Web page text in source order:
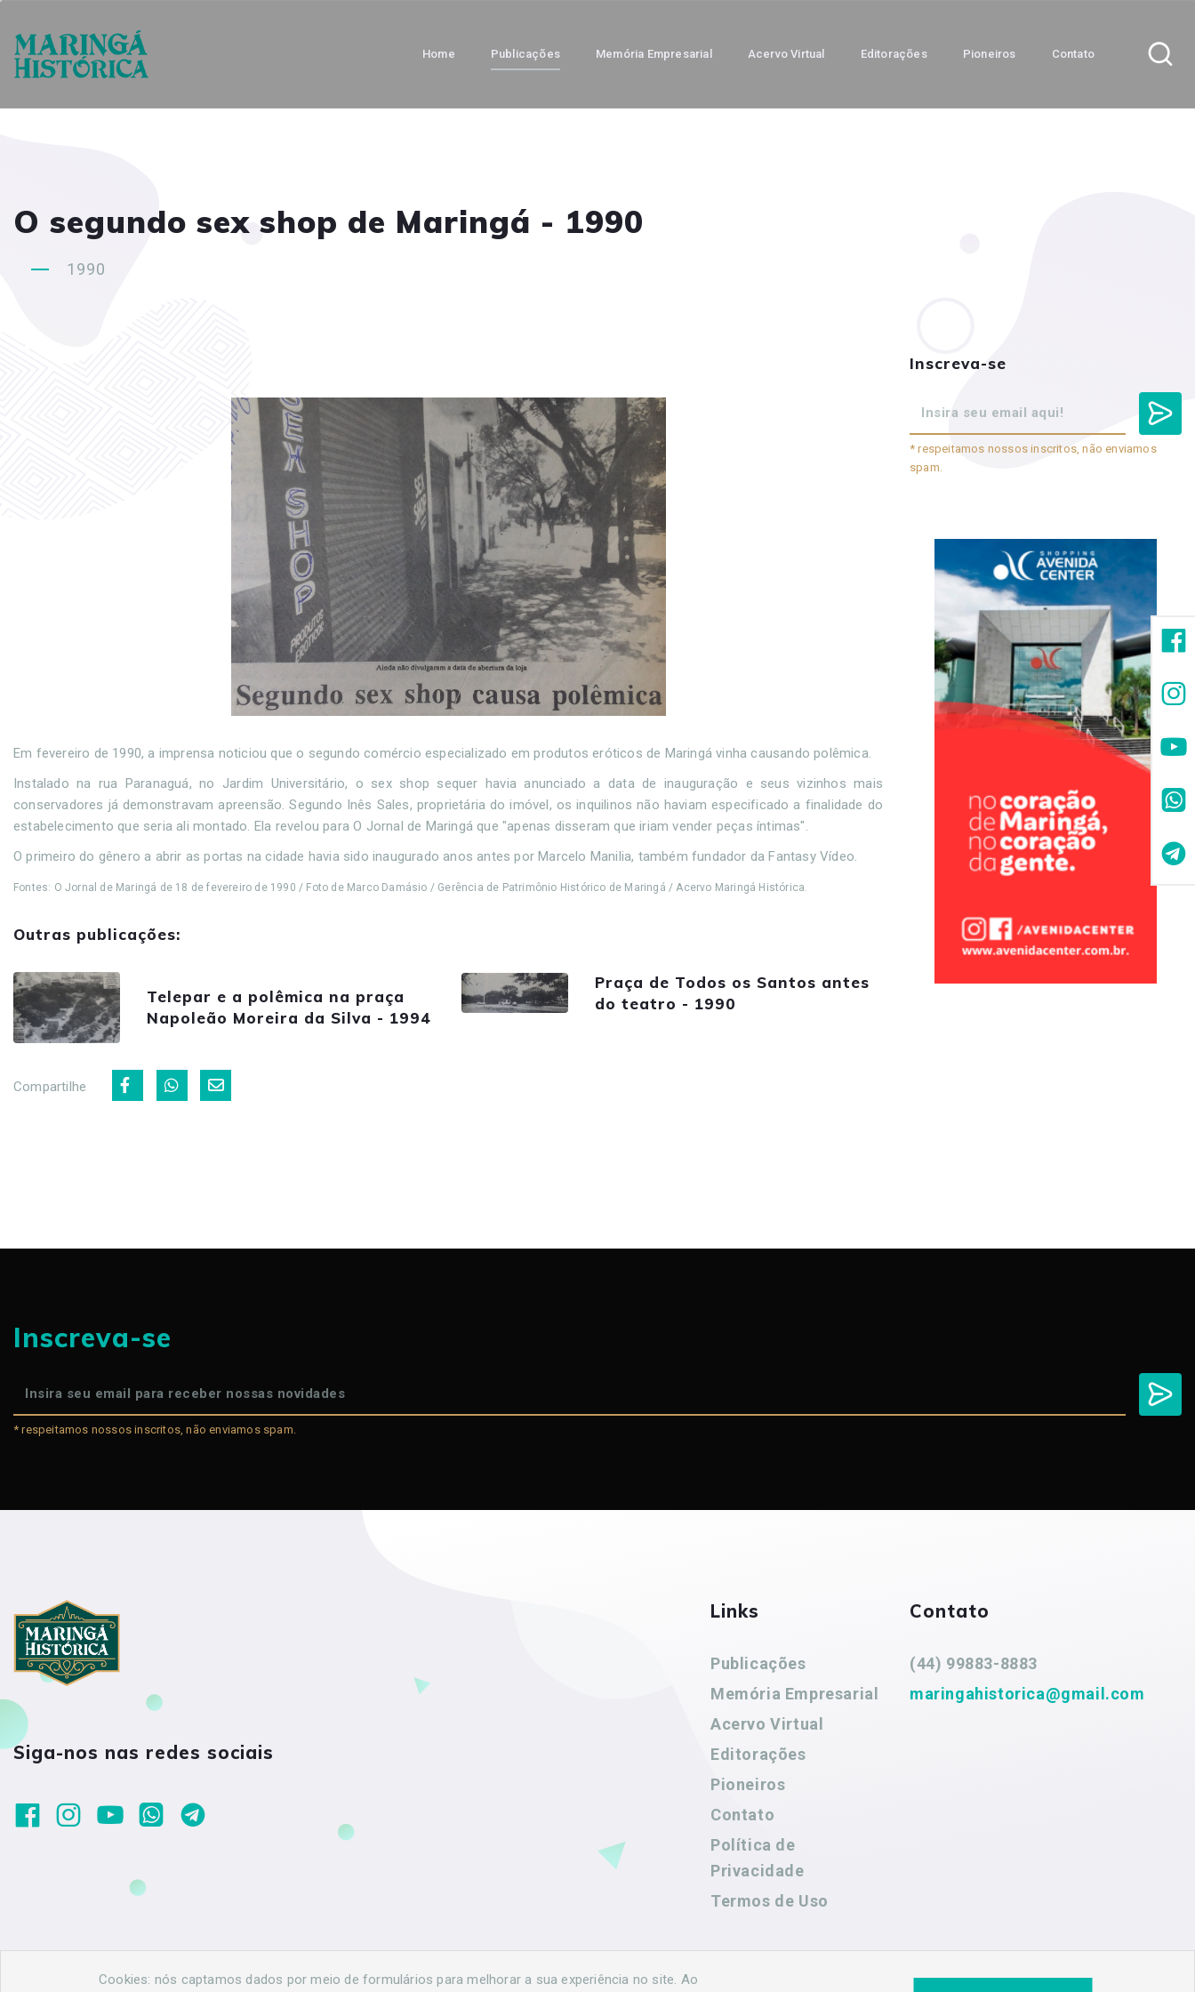
Home Publicações Memória Empresarial Acervo Virtual Editorações Pioneiros Contato
O segundo sex shop de Maringá - 1990
1990
Em fevereiro de 1990, a imprensa noticiou que o segundo comércio especializado em produtos eróticos de Maringá vinha causando polêmica.
Instalado na rua Paranaguá, no Jardim Universitário, o sex shop sequer havia anunciado a data de inauguração e seus vizinhos mais
conservadores já demonstravam apreensão. Segundo Inês Sales, proprietária do imóvel, os inquilinos não haviam especificado a finalidade do
estabelecimento que seria ali montado. Ela revelou para O Jornal de Maringá que "apenas disseram que iriam vender peças íntimas".
O primeiro do gênero a abrir as portas na cidade havia sido inaugurado anos antes por Marcelo Manilia, também fundador da Fantasy Vídeo.
Fontes: O Jornal de Maringá de 18 de fevereiro de 1990 / Foto de Marco Damásio / Gerência de Patrimônio Histórico de Maringá / Acervo Maringá Histórica.
Outras publicações:
Telepar e a polêmica na praça
Napoleão Moreira da Silva - 1994
Praça de Todos os Santos antes
do teatro - 1990
Compartilhe
Inscreva-se
* respeitamos nossos inscritos, não enviamos
spam.
Inscreva-se
* respeitamos nossos inscritos, não enviamos spam.
Siga-nos nas redes sociais
Links
Publicações
Memória Empresarial
Acervo Virtual
Editorações
Pioneiros
Contato
Política de
Privacidade
Termos de Uso
Contato
(44) 99883-8883
maringahistorica@gmail.com
Cookies: nós captamos dados por meio de formulários para melhorar a sua experiência no site. Ao